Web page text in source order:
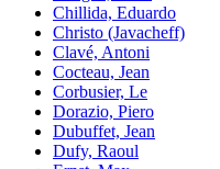
Chillida, Eduardo
Christo (Javacheff)
Clavé, Antoni
Cocteau, Jean
Corbusier, Le
Dorazio, Piero
Dubuffet, Jean
Dufy, Raoul